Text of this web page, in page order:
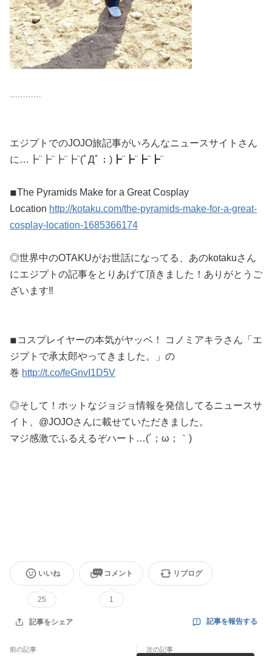
エジプトでのJOJO旅記事がいろんなニュースサイトさん
に…┣¨┣¨┣¨┣¨(ﾟДﾟ；)┣¨┣¨┣¨┣¨
◾︎The Pyramids Make for a Great Cosplay
Location http://kotaku.com/the-pyramids-make-for-a-great-
cosplay-location-1685366174
◎世界中のOTAKUがお世話になってる、あのkotakuさん
にエジプトの記事をとりあげて頂きました！ありがとうご
ざいます‼️
◾︎コスプレイヤーの本気がヤッベ！ コノミアキラさん「エ
ジプトで承太郎やってきました。」の
巻 http://t.co/feGnvI1D5V
◎そして！ホットなジョジョ情報を発信してるニュースサ
イト、@JOJOさんに載せていただきました。
マジ感激でふるえるぞハート…(´；ω；｀)
いいね
25
コメント
1
リブログ
記事をシェア 記事を報告する
前の記事 次の記事